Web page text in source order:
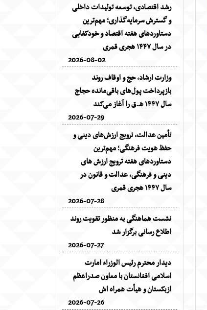
رشد اقتصادی، توسعه تولیدات داخلی
و گسترش سرمایه‌گذاری؛ مهم‌ترین
دستاوردهای هفته اقتصاد و خودکفایی
در سال ۱۴۴۷ هجری قمری
2026-08-02
وزارت ارشاد، حج و اوقاف روند
بازپرداخت پول‌های باقی‌مانده حجاج
سال ۱۴۴۷ هـ.ق را آغاز می‌کند
2026-07-29
تأمین عدالت، ترویج ارزش‌های دینی و
حفظ هویت فرهنگی؛ مهم‌ترین
دستاوردهای هفته ترویج ارزش های
دینی و فرهنگی، عدالت و قانون در
سال ۱۴۴۷ هجری قمری
2026-07-28
نشست هماهنگی به منظور تقویت روند
اطلاع رسانی برگزار شد
2026-07-27
دیدار محترم رئیس الوزراء امارت
اسلامی افغانستان با معاون صدراعظم
ازبکستان و هیأت همراه اش
2026-07-26